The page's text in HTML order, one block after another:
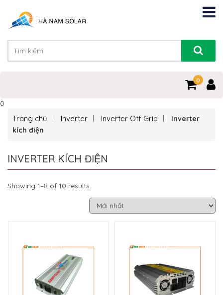
0
0
Trang chủ Inverter Inverter Off Grid
Inverter
kích điện
INVERTER KÍCH ĐIỆN
Showing 1–8 of 10 results